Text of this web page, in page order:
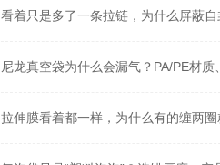
看着只是多了一条拉链，为什么屏蔽自
尼龙真空袋为什么会漏气？PA/PE材
拉伸膜看着都一样，为什么有的缠两